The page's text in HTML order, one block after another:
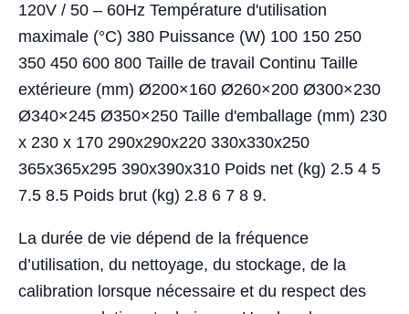
120V / 50 – 60Hz Température d'utilisation
maximale (°C) 380 Puissance (W) 100 150 250
350 450 600 800 Taille de travail Continu Taille
extérieure (mm) Ø200×160 Ø260×200 Ø300×230
Ø340×245 Ø350×250 Taille d'emballage (mm) 230
x 230 x 170 290x290x220 330x330x250
365x365x295 390x390x310 Poids net (kg) 2.5 4 5
7.5 8.5 Poids brut (kg) 2.8 6 7 8 9.
La durée de vie dépend de la fréquence
d’utilisation, du nettoyage, du stockage, de la
calibration lorsque nécessaire et du respect des